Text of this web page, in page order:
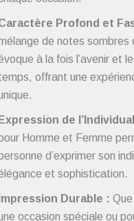
Profond et
de notes sombres
à la fois l’avenir et
offrant une
Expression de
Homme et Femme
d’exprimer son
et sophistication.
Impression Durable :
occasion spéciale ou